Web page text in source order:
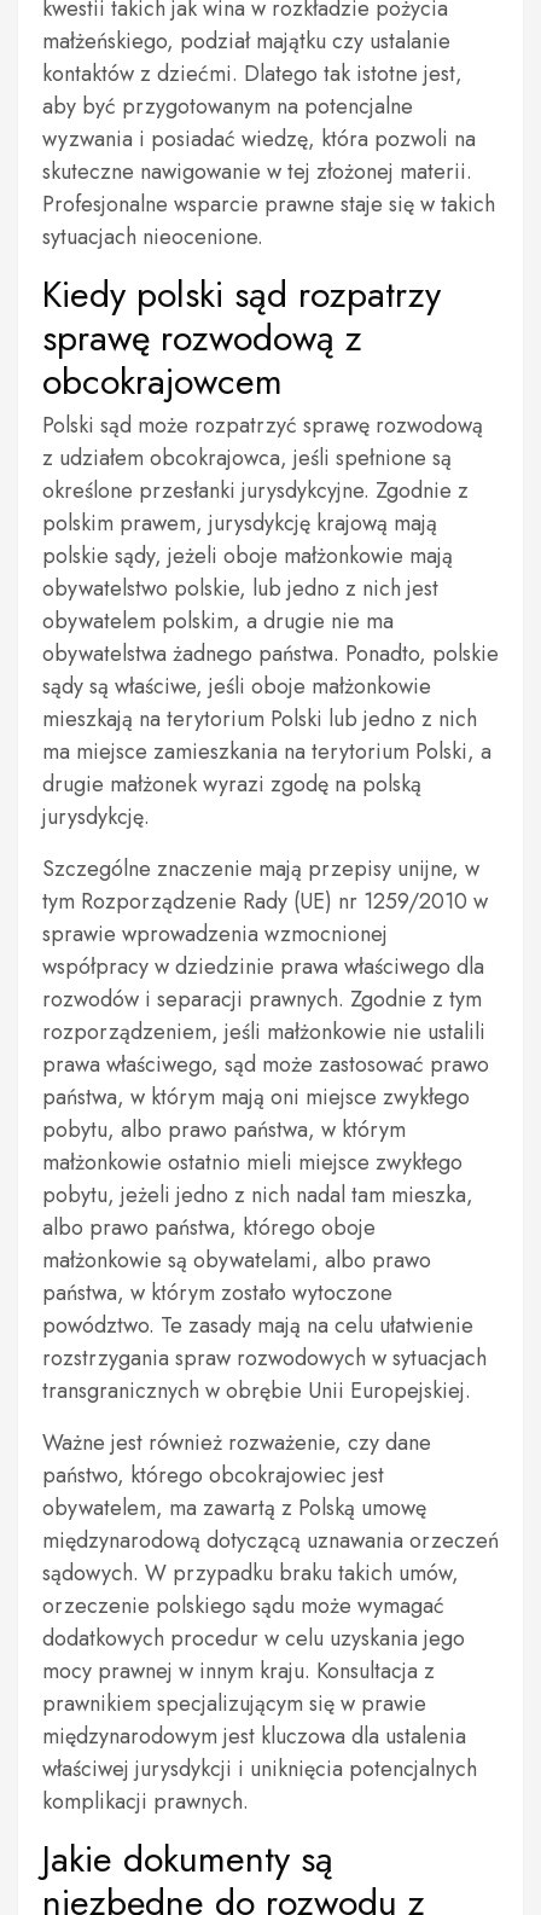
kwestii takich jak wina w rozkładzie pożycia
małżeńskiego, podział majątku czy ustalanie
kontaktów z dziećmi. Dlatego tak istotne jest,
aby być przygotowanym na potencjalne
wyzwania i posiadać wiedzę, która pozwoli na
skuteczne nawigowanie w tej złożonej materii.
Profesjonalne wsparcie prawne staje się w takich
sytuacjach nieocenione.
Kiedy polski sąd rozpatrzy
sprawę rozwodową z
obcokrajowcem
Polski sąd może rozpatrzyć sprawę rozwodową
z udziałem obcokrajowca, jeśli spełnione są
określone przesłanki jurysdykcyjne. Zgodnie z
polskim prawem, jurysdykcję krajową mają
polskie sądy, jeżeli oboje małżonkowie mają
obywatelstwo polskie, lub jedno z nich jest
obywatelem polskim, a drugie nie ma
obywatelstwa żadnego państwa. Ponadto, polskie
sądy są właściwe, jeśli oboje małżonkowie
mieszkają na terytorium Polski lub jedno z nich
ma miejsce zamieszkania na terytorium Polski, a
drugie małżonek wyrazi zgodę na polską
jurysdykcję.
Szczególne znaczenie mają przepisy unijne, w
tym Rozporządzenie Rady (UE) nr 1259/2010 w
sprawie wprowadzenia wzmocnionej
współpracy w dziedzinie prawa właściwego dla
rozwodów i separacji prawnych. Zgodnie z tym
rozporządzeniem, jeśli małżonkowie nie ustalili
prawa właściwego, sąd może zastosować prawo
państwa, w którym mają oni miejsce zwykłego
pobytu, albo prawo państwa, w którym
małżonkowie ostatnio mieli miejsce zwykłego
pobytu, jeżeli jedno z nich nadal tam mieszka,
albo prawo państwa, którego oboje
małżonkowie są obywatelami, albo prawo
państwa, w którym zostało wytoczone
powództwo. Te zasady mają na celu ułatwienie
rozstrzygania spraw rozwodowych w sytuacjach
transgranicznych w obrębie Unii Europejskiej.
Ważne jest również rozważenie, czy dane
państwo, którego obcokrajowiec jest
obywatelem, ma zawartą z Polską umowę
międzynarodową dotyczącą uznawania orzeczeń
sądowych. W przypadku braku takich umów,
orzeczenie polskiego sądu może wymagać
dodatkowych procedur w celu uzyskania jego
mocy prawnej w innym kraju. Konsultacja z
prawnikiem specjalizującym się w prawie
międzynarodowym jest kluczowa dla ustalenia
właściwej jurysdykcji i uniknięcia potencjalnych
komplikacji prawnych.
Jakie dokumenty są
niezbędne do rozwodu z